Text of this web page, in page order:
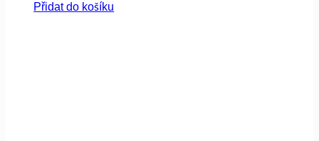
Přidat do košíku